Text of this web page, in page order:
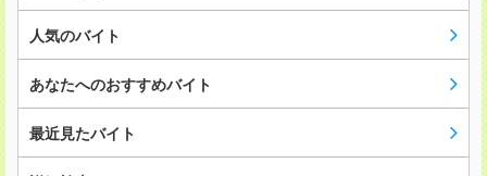
人気のバイト
あなたへのおすすめバイト
最近見たバイト